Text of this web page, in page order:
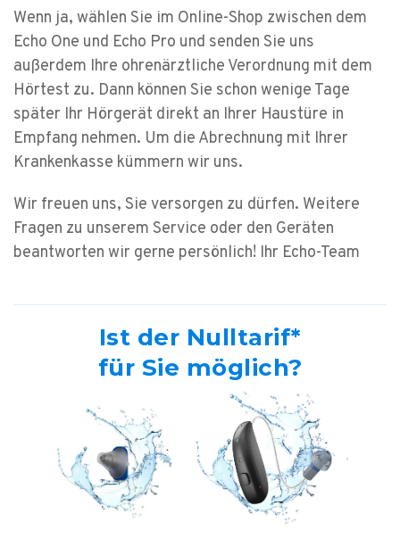
Wenn ja, wählen Sie im Online-Shop zwischen dem
Echo One und Echo Pro und senden Sie uns
außerdem Ihre ohrenärztliche Verordnung mit dem
Hörtest zu. Dann können Sie schon wenige Tage
später Ihr Hörgerät direkt an Ihrer Haustüre in
Empfang nehmen. Um die Abrechnung mit Ihrer
Krankenkasse kümmern wir uns.
Wir freuen uns, Sie versorgen zu dürfen. Weitere
Fragen zu unserem Service oder den Geräten
beantworten wir gerne persönlich! Ihr Echo-Team
Ist der Nulltarif*
für Sie möglich?